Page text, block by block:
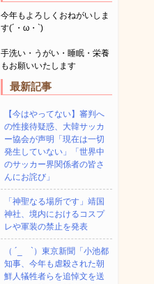
今年もよろしくおねがいしま
す(´・ω・`)
手洗い・うがい・睡眠・栄養
もお願いいたします
最新記事
【今はやってない】審判へ
の性接待疑惑、大韓サッカ
ー協会が声明「現在は一切
発生していない」「世界中
のサッカー界関係者の皆さ
んにお詫び」
「神聖なる場所です」靖国
神社、境内におけるコスプ
レや軍装の禁止を発表
（ ´_ゝ`）東京新聞「小池都
知事、今年も虐殺された朝
鮮人犠牲者らを追悼文を送